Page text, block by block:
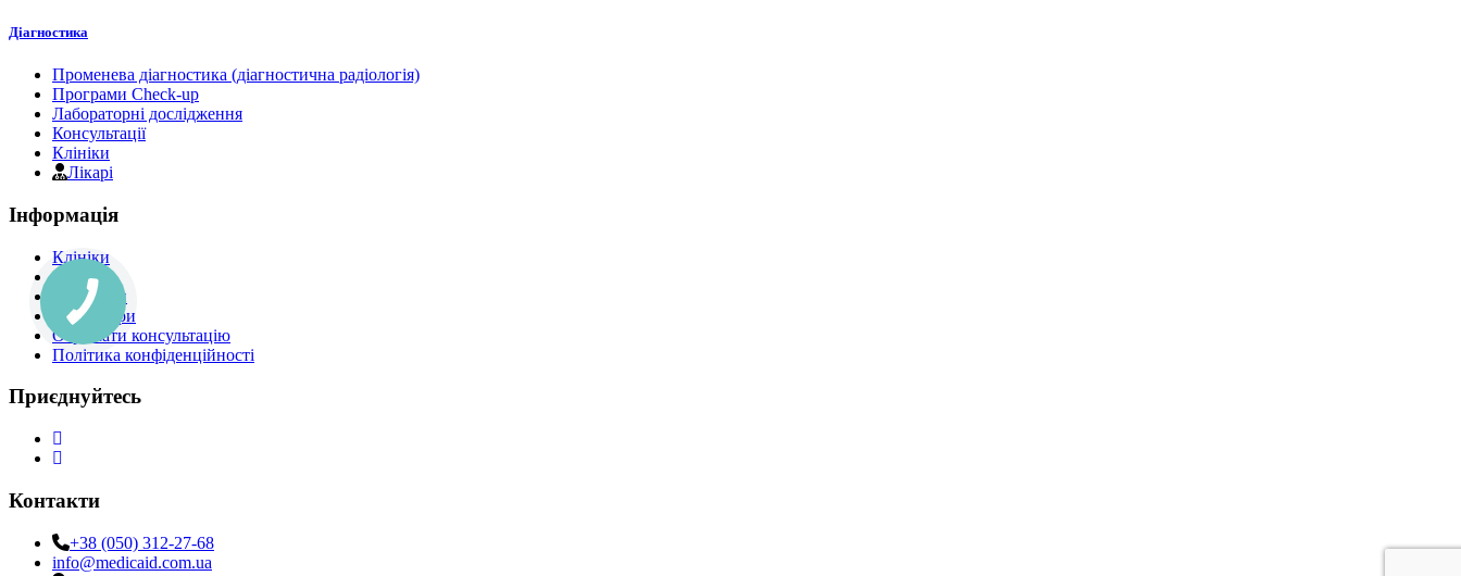
Діагностика
Променева діагностика (діагностична радіологія)
Програми Check-up
Лабораторні дослідження
Консультації
Клініки
Лікарі
Інформація
Клініки
Лікарі
Програми
Процедури
Отримати консультацію
Політика конфіденційності
Приєднуйтесь
Контакти
+38 (050) 312-27-68
info@medicaid.com.ua